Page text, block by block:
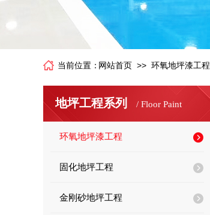
当前位置： 网站首页 >> 环氧地坪漆工程
地坪工程系列 / Floor Paint
环氧地坪漆工程
固化地坪工程
金刚砂地坪工程